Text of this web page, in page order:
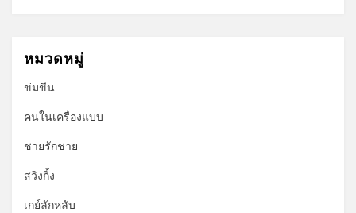
หมวดหมู่
ข่มขืน
คนในเครื่องแบบ
ชายรักชาย
สวิงกิ้ง
เกย์ลักหลับ